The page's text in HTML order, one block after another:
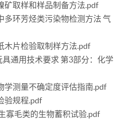
矿取样和样品制备方法.pdf
多环芳烃类污染物检测方法 气
木片检验取制样方法.pdf
通用技术要求 第3部分：化学
学测量不确定度评估指南.pdf
验规程.pdf
寡毛类的生物蓄积试验.pdf